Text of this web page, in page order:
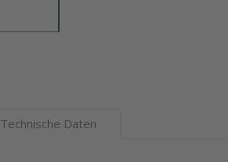
Technische Daten